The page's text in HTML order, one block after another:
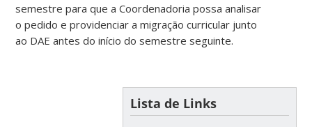
semestre para que a Coordenadoria possa analisar
o pedido e providenciar a migração curricular junto
ao DAE antes do início do semestre seguinte.
Lista de Links